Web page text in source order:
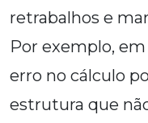
retrabalhos e
Por exemplo,
erro no cálculo
estrutura que